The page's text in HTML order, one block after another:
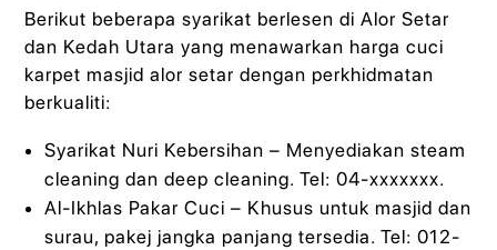
Berikut beberapa syarikat berlesen di Alor Setar
dan Kedah Utara yang menawarkan harga cuci
karpet masjid alor setar dengan perkhidmatan
berkualiti:
Syarikat Nuri Kebersihan – Menyediakan steam
cleaning dan deep cleaning. Tel: 04-xxxxxxx.
Al-Ikhlas Pakar Cuci – Khusus untuk masjid dan
surau, pakej jangka panjang tersedia. Tel: 012-